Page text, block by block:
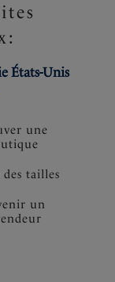
États-Unis
une
tailles
un